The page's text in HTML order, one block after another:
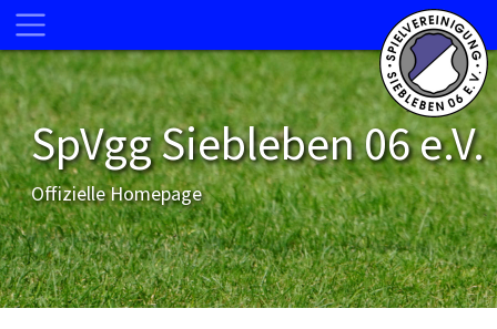
SpVgg Siebleben 06 e.V.
Offizielle Homepage